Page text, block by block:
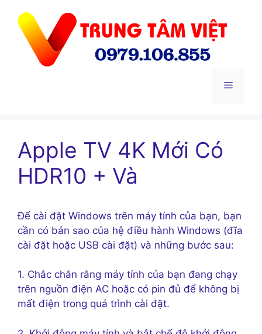
Menu
Apple TV 4K Mới Có
HDR10 + Và
Để cài đặt Windows trên máy tính của bạn, bạn
cần có bản sao của hệ điều hành Windows (đĩa
cài đặt hoặc USB cài đặt) và những bước sau:
1. Chắc chắn rằng máy tính của bạn đang chạy
trên nguồn điện AC hoặc có pin đủ để không bị
mất điện trong quá trình cài đặt.